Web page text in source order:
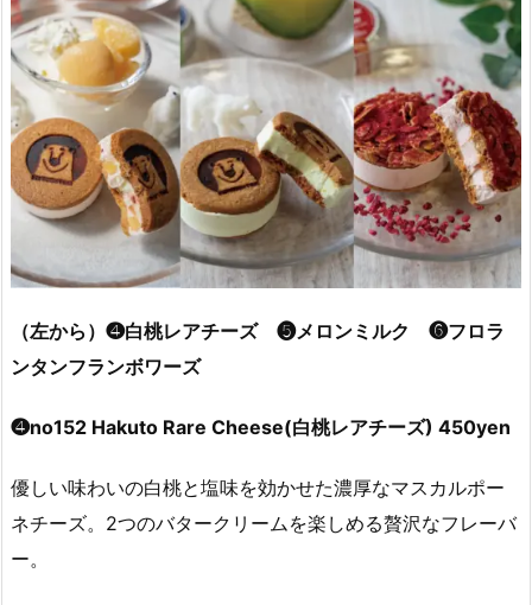
（左から）❹白桃レアチーズ ❺メロンミルク ❻フロラ
ンタンフランボワーズ
❹no152 Hakuto Rare Cheese(白桃レアチーズ) 450yen
優しい味わいの白桃と塩味を効かせた濃厚なマスカルポー
ネチーズ。2つのバタークリームを楽しめる贅沢なフレーバ
ー。